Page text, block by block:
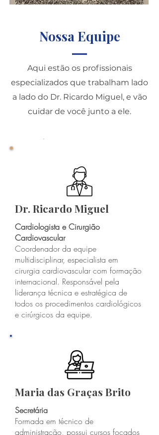
Nossa Equipe
Aqui estão os profissionais
especializados que trabalham lado
a lado do Dr. Ricardo Miguel, e vão
cuidar de você junto a ele.
Dr. Ricardo Miguel
Cardiologista e Cirurgião
Cardiovascular
Coordenador da equipe
multidisciplinar, especialista em
cirurgia cardiovascular com formação
internacional. Responsável pela
liderança técnica e estratégica de
todos os procedimentos cardiológicos
e cirúrgicos da equipe.
Maria das Graças Brito
Secretária
Formada em técnico de
administração, possui cursos focados